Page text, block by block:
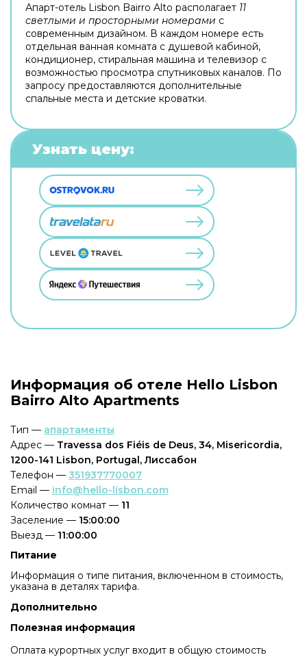
Апарт-отель Lisbon Bairro Alto располагает 11
светлыми и просторными номерами с
современным дизайном. В каждом номере есть
отдельная ванная комната с душевой кабиной,
кондиционер, стиральная машина и телевизор с
возможностью просмотра спутниковых каналов. По
запросу предоставляются дополнительные
спальные места и детские кроватки.
Узнать цену:
Информация об отеле Hello Lisbon
Bairro Alto Apartments
Тип — апартаменты
Адрес — Travessa dos Fiéis de Deus, 34, Misericordia,
1200-141 Lisbon, Portugal, Лиссабон
Телефон — 351937770007
Email — info@hello-lisbon.com
Количество комнат — 11
Заселение — 15:00:00
Выезд — 11:00:00
Питание
Информация о типе питания, включенном в стоимость,
указана в деталях тарифа.
Дополнительно
Полезная информация
Оплата курортных услуг входит в общую стоимость